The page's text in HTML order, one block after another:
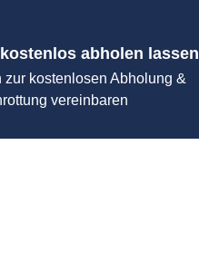
abholen lassen
zur kostenlosen Abholung &
vereinbaren